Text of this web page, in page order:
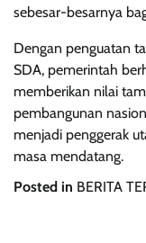
sebesar-besarnya
Dengan penguatan
SDA, pemerintah
memberikan nilai
pembangunan
menjadi penggerak
masa mendatang.
Posted in BERITA